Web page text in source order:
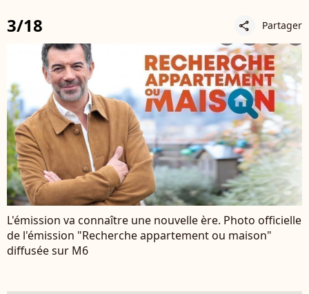
3/18 share Partager
L'émission va connaître une nouvelle ère. Photo officielle
de l'émission "Recherche appartement ou maison"
diffusée sur M6